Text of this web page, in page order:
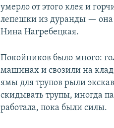
умерло от этого клея и
лепешки из дуранды —
Нина Нагребецкая.
Покойников было много:
машинах и свозили на
ямы для трупов рыли
скидывать трупы, иногда
работала, пока были силы.